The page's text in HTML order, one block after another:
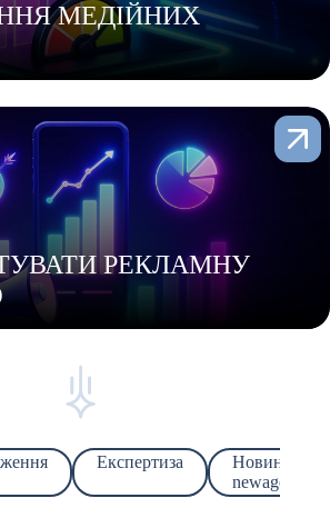
МЕДІЙНИХ
РЕКЛАМНУ
Експертиза
Новини
newage.